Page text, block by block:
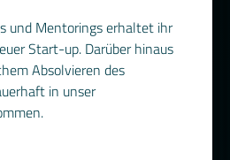
und Mentorings erhaltet ihr
Start-up. Darüber hinaus
Absolvieren des
in unser